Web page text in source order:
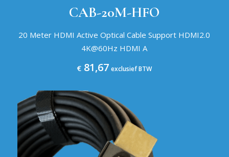
CAB-20M-HFO
20 Meter HDMI Active Optical Cable Support HDMI2.0
4K@60Hz HDMI A
€ 81,67 exclusief BTW